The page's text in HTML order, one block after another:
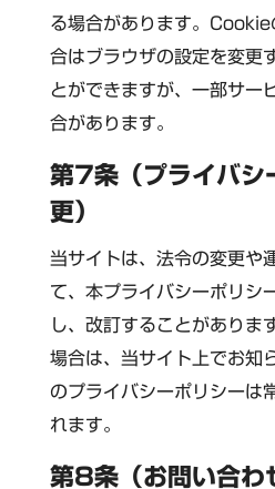
る場合があります。Cookie
合はブラウザの設定を変更
とができますが、一部サー
合があります。
第7条（プライバシ
更）
当サイトは、法令の変更や
て、本プライバシーポリシ
し、改訂することがありま
場合は、当サイト上でお知
のプライバシーポリシーは
れます。
第8条（お問い合わ